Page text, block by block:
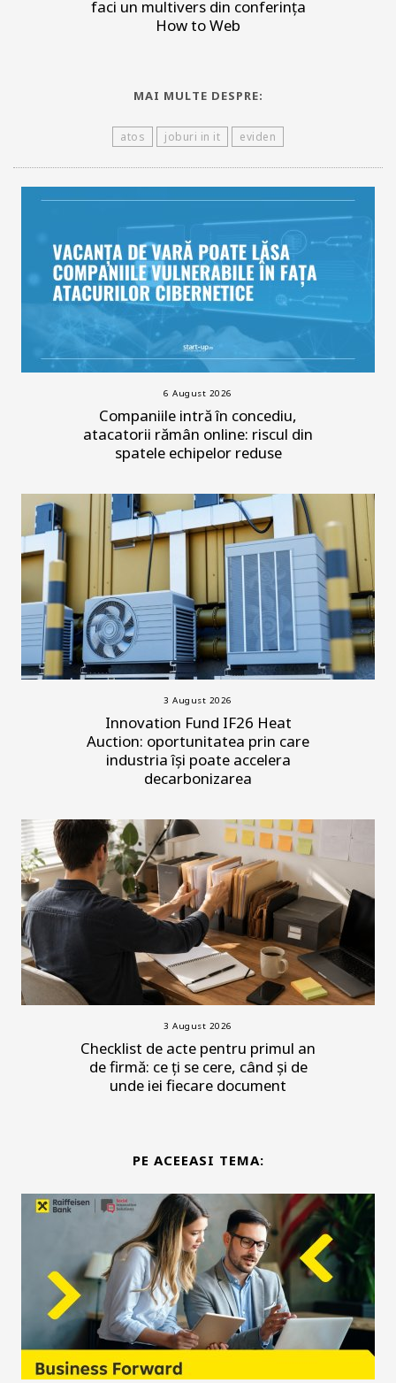
faci un multivers din conferința
How to Web
MAI MULTE DESPRE:
atos joburi in it eviden
6 August 2026
Companiile intră în concediu,
atacatorii rămân online: riscul din
spatele echipelor reduse
3 August 2026
Innovation Fund IF26 Heat
Auction: oportunitatea prin care
industria își poate accelera
decarbonizarea
3 August 2026
Checklist de acte pentru primul an
de firmă: ce ți se cere, când și de
unde iei fiecare document
PE ACEEASI TEMA: